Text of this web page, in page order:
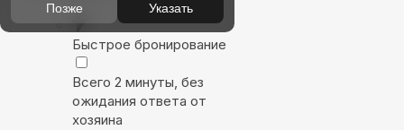
Быстрое бронирование
Всего 2 минуты, без
ожидания ответа от
хозяина
Позже Указать